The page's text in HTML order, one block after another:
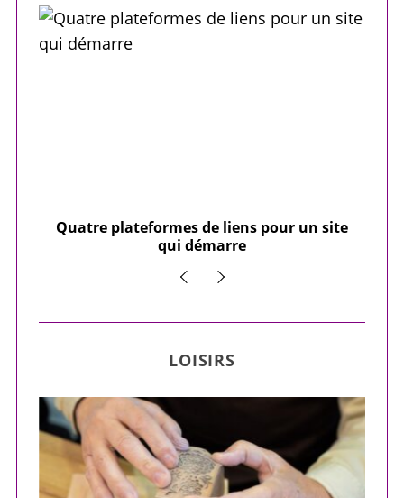
Quatre plateformes de liens pour un site
qui démarre
LOISIRS